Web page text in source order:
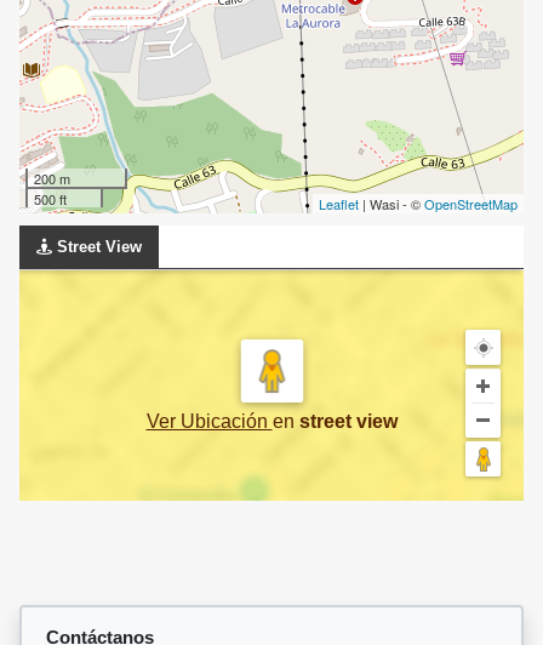
200 m
500 ft
Leaflet | Wasi - ©OpenStreetMap
Street View
Ver Ubicación en street view
Contáctanos